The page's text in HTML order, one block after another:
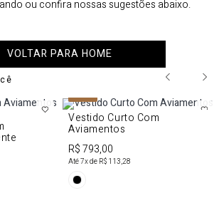
ou confira nossas sugestões abaixo.
VOLTAR PARA HOME
NEW IN
Vestido Curto Com
Aviamentos
R$ 793,00
Até7x de R$ 113,28